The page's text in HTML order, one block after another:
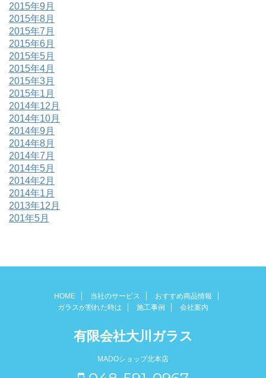
2015年9月
2015年8月
2015年7月
2015年6月
2015年5月
2015年4月
2015年3月
2015年1月
2014年12月
2014年10月
2014年9月
2014年8月
2014年7月
2014年5月
2014年2月
2014年1月
2013年12月
201年5月
HOME 当社のサービス
おすすめ商品情報
ガラスが割れた時は
施工事例 会社案内
有限会社大川ガラス
MADOショップ北本店